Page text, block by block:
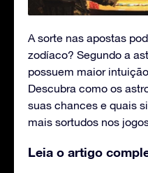
A sorte nas apostas
zodíaco? Segundo a
possuem maior
Descubra como os
suas chances e quais
mais sortudos nos
Leia o artigo